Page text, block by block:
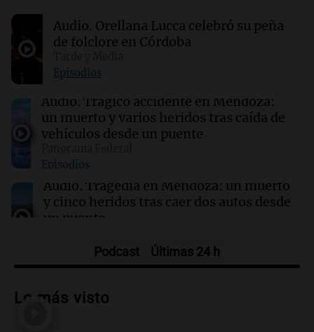
Japón
17:47
Conductores demandan a Mercedes AMG por
quemaduras ocasionadas por el logotipo del
vehículo
17:43 Deportes
Estudiantes y se posiciona en la tabla
Audio. Orellana Lucca celebró su peña
de folclore en Córdoba
Episodios
Audio. Trágico accidente en Mendoza:
un muerto y varios heridos tras caída de
vehículos desde un puente
Episodios
Audio. Tragedia en Mendoza: un muerto
y cinco heridos tras caer dos autos desde
un puente
Audio.Messi llegará esta noche a
tras la muerte de su papá
Podcast Últimas 24 h
Lo más visto